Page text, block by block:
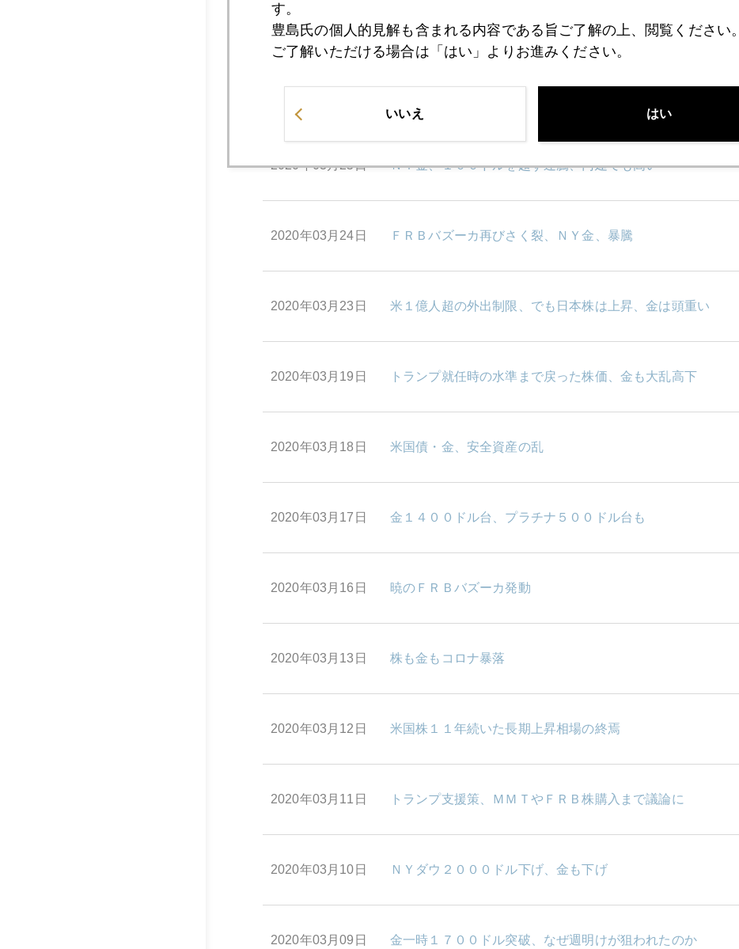
2020年03月27日 東京封鎖懸念、不要不急の投資は避けよ
2020年03月25日 ＮＹ金、１００ドルを超す連騰、円建ても高い
2020年03月24日 ＦＲＢバズーカ再びさく裂、ＮＹ金、暴騰
2020年03月23日 米１億人超の外出制限、でも日本株は上昇、金は頭重い
2020年03月19日 トランプ就任時の水準まで戻った株価、金も大乱高下
2020年03月18日 米国債・金、安全資産の乱
2020年03月17日 金１４００ドル台、プラチナ５００ドル台も
2020年03月16日 暁のＦＲＢバズーカ発動
2020年03月13日 株も金もコロナ暴落
2020年03月12日 米国株１１年続いた長期上昇相場の終焉
2020年03月11日 トランプ支援策、ＭＭＴやＦＲＢ株購入まで議論に
2020年03月10日 ＮＹダウ２０００ドル下げ、金も下げ
2020年03月09日 金一時１７００ドル突破、なぜ週明けが狙われたのか
す。
豊島氏の個人的見解も含まれる内容である旨ご了解の上、閲覧ください。
ご了解いただける場合は「はい」よりお進みください。
いいえ はい